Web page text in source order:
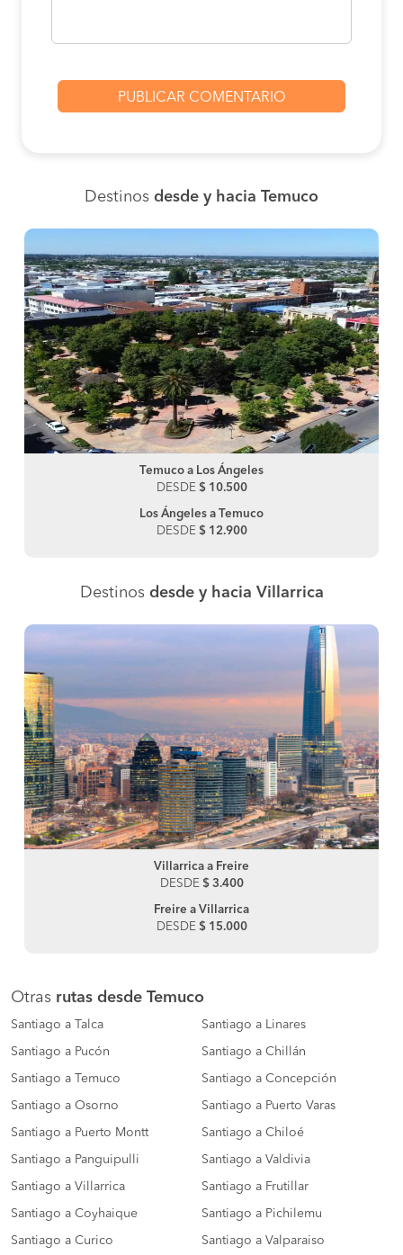
Destinos desde y hacia Temuco
Temuco a Los Ángeles
DESDE $ 10.500
Los Ángeles a Temuco
DESDE $ 12.900
Destinos desde y hacia Villarrica
Villarrica a Freire
DESDE $ 3.400
Freire a Villarrica
DESDE $ 15.000
Otras rutas desde Temuco
Santiago a Talca Santiago a Linares
Santiago a Pucón Santiago a Chillán
Santiago a Temuco Santiago a Concepción
Santiago a Osorno Santiago a Puerto Varas
Santiago a Puerto Montt Santiago a Chiloé
Santiago a Panguipulli Santiago a Valdivia
Santiago a Villarrica Santiago a Frutillar
Santiago a Coyhaique Santiago a Pichilemu
Santiago a Curico Santiago a Valparaiso